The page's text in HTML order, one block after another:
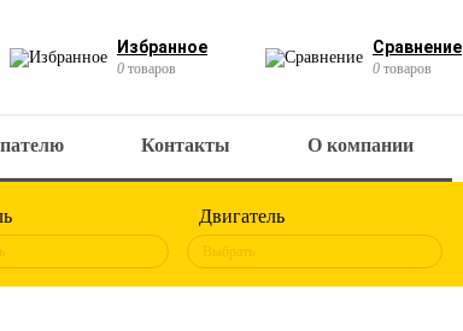
Избранное
0 товаров
Сравнение
0 товаров
Контакты О компании
Двигатель
Выбрать